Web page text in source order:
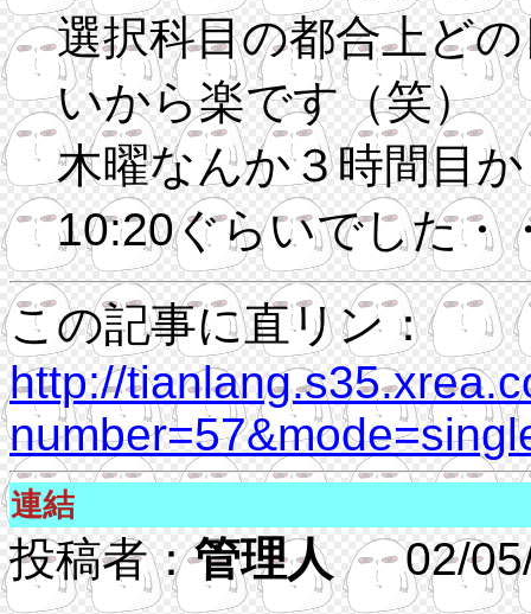
選択科目の都合上ど
いから楽です（笑）
木曜なんか３時間目
10:20ぐらいでした・
この記事に直リン：
http://
連結
投稿者：管理人 02/05/